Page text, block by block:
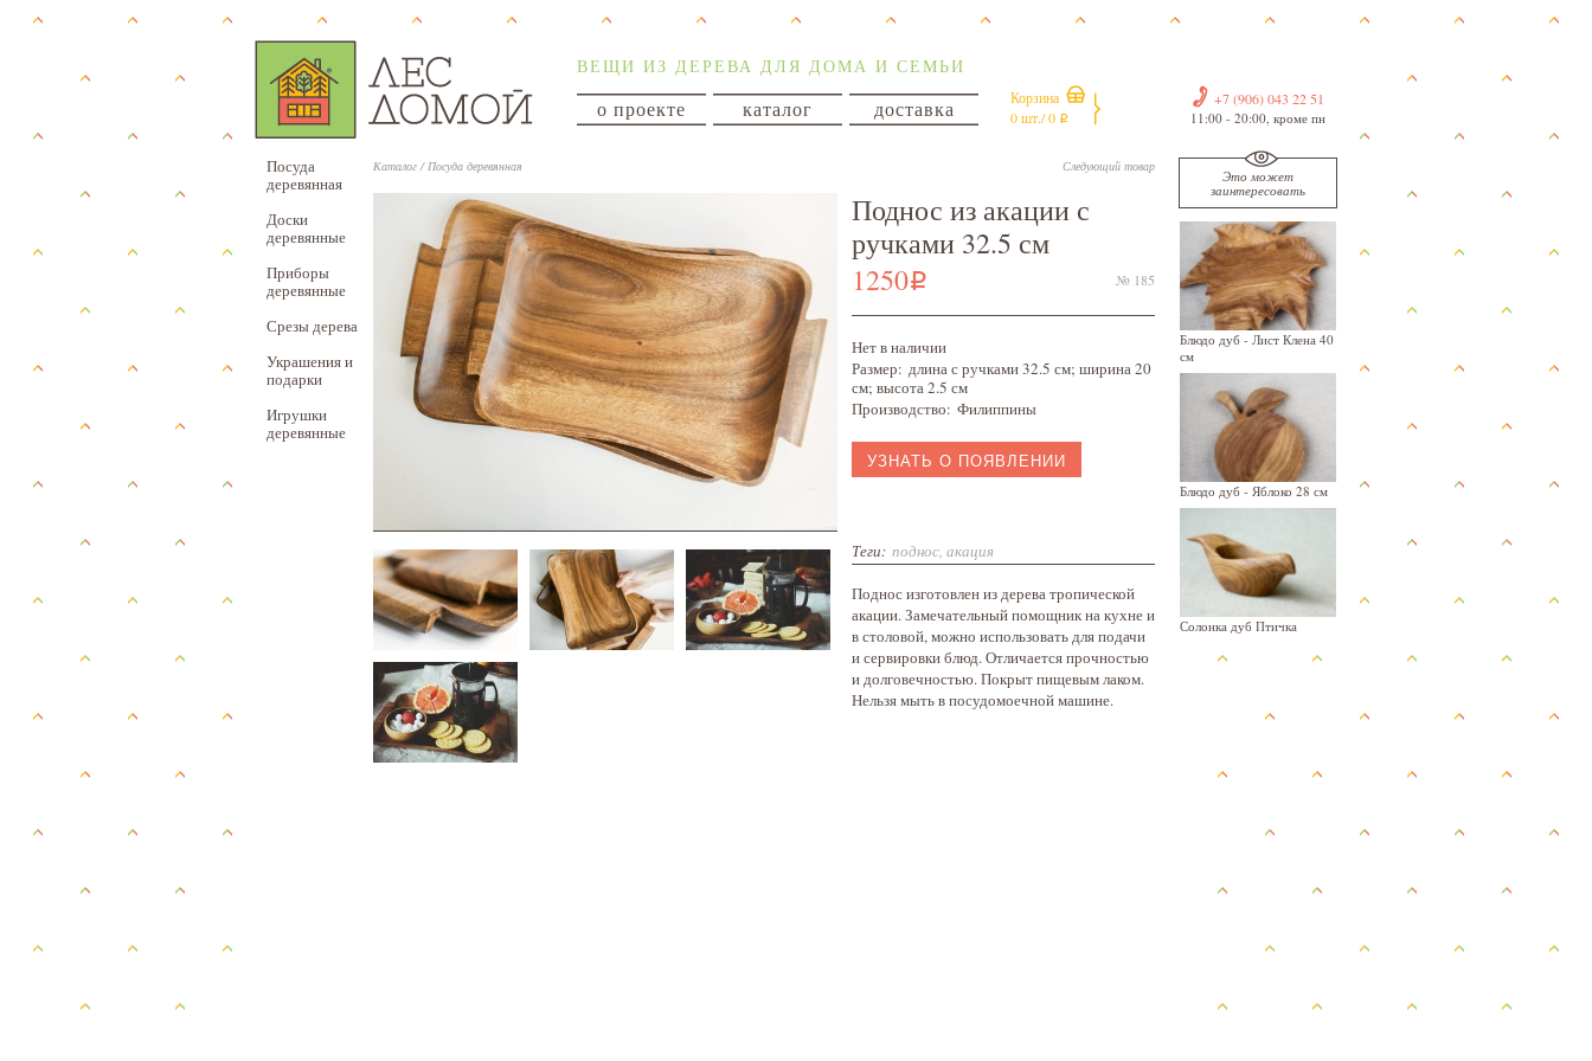
ВЕЩИ ИЗ ДЕРЕВА ДЛЯ ДОМА И СЕМЬИ
о проекте каталог доставка
Корзина
0 шт./ 0 i
+7 (906) 043 22 51
11:00 - 20:00, кроме пн
Посуда
деревянная
Доски
деревянные
Приборы
деревянные
Срезы дерева
Украшения и
подарки
Игрушки
деревянные
Следующий товар
Каталог / Посуда деревянная
Поднос из акации с
ручками 32.5 см
№ 185
1250i
Теги: поднос, акация
Нет в наличии
Размер: длина с ручками 32.5 см; ширина 20
см; высота 2.5 см
Производство: Филиппины
УЗНАТЬ О ПОЯВЛЕНИИ
Поднос изготовлен из дерева тропической
акации. Замечательный помощник на кухне и
в столовой, можно использовать для подачи
и сервировки блюд. Отличается прочностью
и долговечностью. Покрыт пищевым лаком.
Нельзя мыть в посудомоечной машине.
Это может
заинтересовать
Блюдо дуб - Лист Клена 40
см
Блюдо дуб - Яблоко 28 см
Солонка дуб Птичка